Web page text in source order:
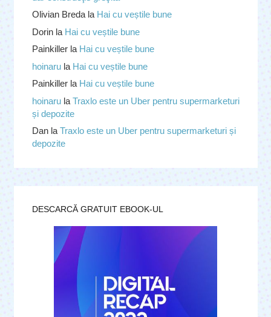
Olivian Bredala Hai cu veștile bune
Dorinla Hai cu veștile bune
Painkillerla Hai cu veștile bune
hoinarula Hai cu veștile bune
Painkillerla Hai cu veștile bune
hoinarula Traxlo este un Uber pentru supermarketuri
și depozite
Danla Traxlo este un Uber pentru supermarketuri și
depozite
DESCARCĂ GRATUIT EBOOK-UL